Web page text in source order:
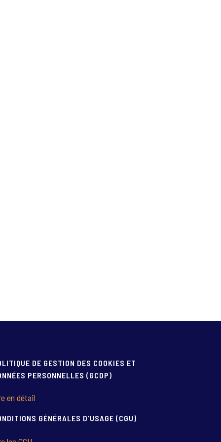
DE GESTION DES COOKIES ET
PERSONNELLES (GCDP)
en détail
GÉNÉRALES D’USAGE (CGU)